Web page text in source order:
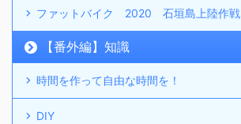
ファットバイク 2020 石垣島上陸作戦
【番外編】知識
時間を作って自由な時間を！
DIY